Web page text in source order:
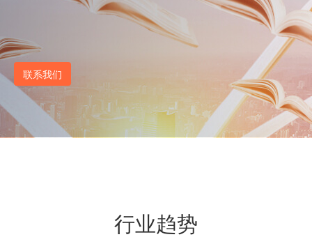
联系我们
行业趋势